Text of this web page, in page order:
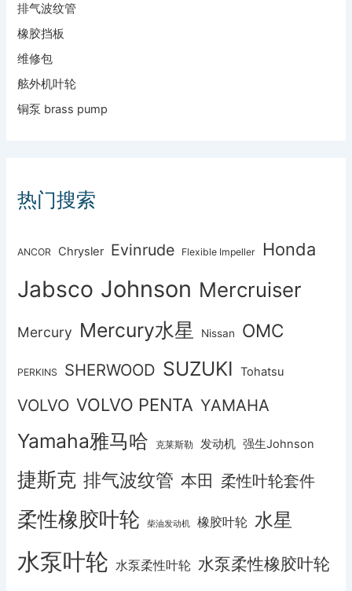
排气波纹管
橡胶挡板
维修包
舷外机叶轮
铜泵 brass pump
热门搜索
ANCOR Chrysler Evinrude Flexible Impeller Honda
Jabsco Johnson Mercruiser
Mercury Mercury水星 Nissan OMC
PERKINS SHERWOOD SUZUKI Tohatsu
VOLVO VOLVO PENTA YAMAHA
Yamaha雅马哈 克莱斯勒 发动机 强生Johnson
捷斯克 排气波纹管 本田 柔性叶轮套件
柔性橡胶叶轮 柴油发动机 橡胶叶轮 水星
水泵叶轮 水泵柔性叶轮 水泵柔性橡胶叶轮